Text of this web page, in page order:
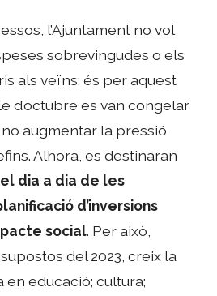
l’Ajuntament no vol
sobrevingudes o els
als veïns; és per aquest
d’octubre es van congelar
augmentar la pressió
Alhora, es destinaran
dia a dia de les
d’inversions
social. Per això,
del 2023, creix la
educació; cultura;